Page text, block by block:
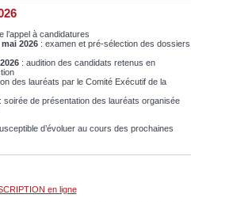
l’appel à candidatures
2026 : examen et pré-sélection des dossiers
: audition des candidats retenus en
des lauréats par le Comité Exécutif de la
: soirée de présentation des lauréats organisée
d’évoluer au cours des prochaines
en ligne